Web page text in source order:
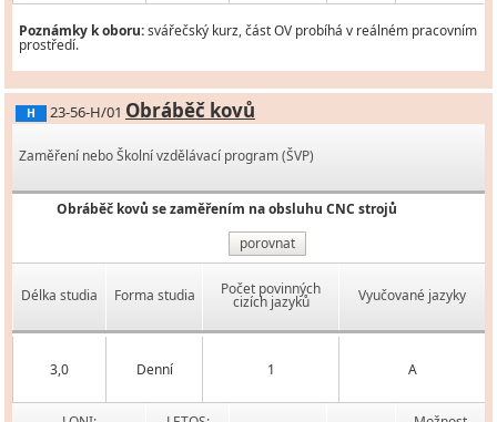
Poznámky k oboru:svářečský kurz, část OV probíhá v reálném pracovním
prostředí.
H 23-56-H/01 Obráběč kovů
Zaměření nebo Školní vzdělávací program (ŠVP)
Obráběč kovů se zaměřením na obsluhu CNC strojů
porovnat
Délka studia Forma studia Počet povinných
cizích jazyků Vyučované jazyky
3,0 Denní 1 A